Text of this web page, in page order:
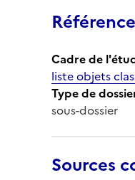
Cadre de
liste objets
Type de
sous-dossier
Sources